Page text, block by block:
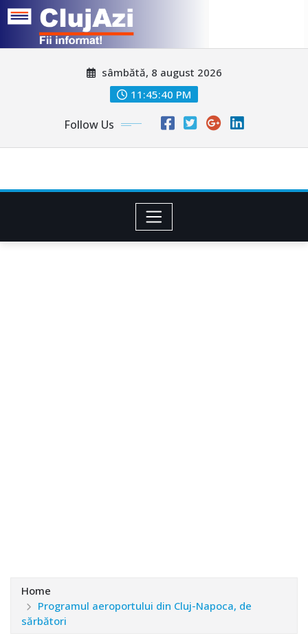
sâmbătă, 8 august 2026
11:45:42 PM
Follow Us
Home
Programul aeroportului din Cluj-Napoca, de
sărbători